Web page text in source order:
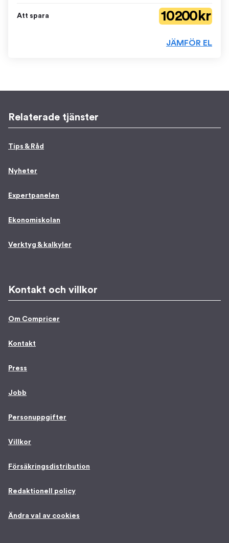
Att spara 10 200 kr
JÄMFÖR EL
Relaterade tjänster
Tips & Råd
Nyheter
Expertpanelen
Ekonomiskolan
Verktyg & kalkyler
Kontakt och villkor
Om Compricer
Kontakt
Press
Jobb
Personuppgifter
Villkor
Försäkringsdistribution
Redaktionell policy
Ändra val av cookies